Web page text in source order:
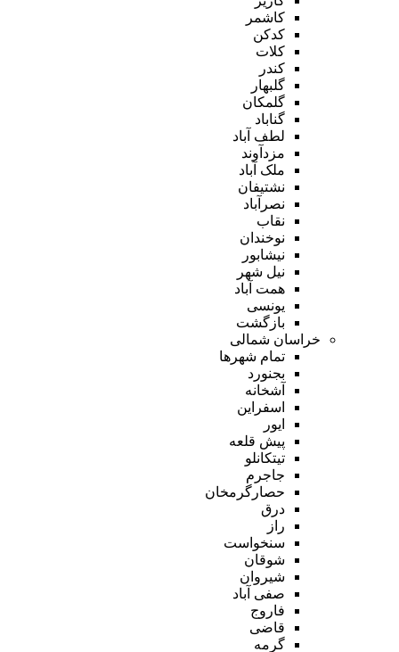
کاشمر
کدکن
کلات
کندر
گلبهار
گلمکان
گناباد
لطف آباد
مزدآوند
ملک آباد
نشتیفان
نصرآباد
نقاب
نوخندان
نیشابور
نیل شهر
همت آباد
یونسی
بازگشت
خراسان شمالی
تمام شهر‌ها
بجنورد
آشخانه
اسفراین
ایور
پیش قلعه
تیتکانلو
جاجرم
حصارگرمخان
درق
راز
سنخواست
شوقان
شیروان
صفی آباد
فاروج
قاضی
گرمه